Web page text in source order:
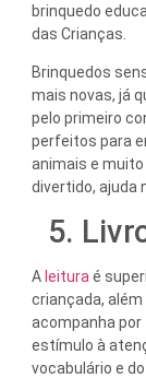
brinquedo
das Crianças.
Brinquedos
mais novas, já
pelo primeiro
perfeitos para
animais e muito
divertido, ajuda
5.
Aleitura é
criançada,
acompanha por
estímulo à
vocabulário e